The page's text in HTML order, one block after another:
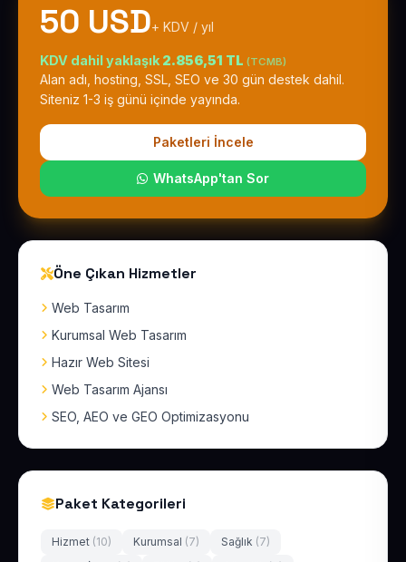
50 USD+ KDV / yıl
KDV dahil yaklaşık 2.856,51 TL (TCMB)
Alan adı, hosting, SSL, SEO ve 30 gün destek dahil.
Siteniz 1-3 iş günü içinde yayında.
Paketleri İncele
WhatsApp'tan Sor
Öne Çıkan Hizmetler
Web Tasarım
Kurumsal Web Tasarım
Hazır Web Sitesi
Web Tasarım Ajansı
SEO, AEO ve GEO Optimizasyonu
Paket Kategorileri
Hizmet (10) Kurumsal (7) Sağlık (7)